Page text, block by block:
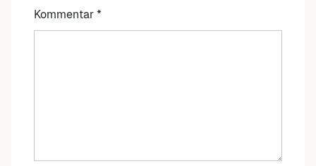
Kommentar *